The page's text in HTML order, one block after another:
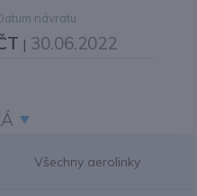
návratu
| 30.06.2022
Všechny aerolinky